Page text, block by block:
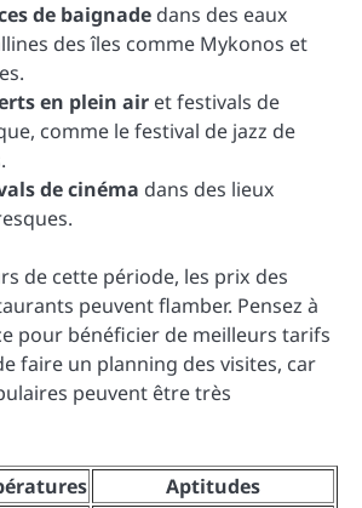
de baignade dans des eaux
des îles comme Mykonos et
en plein air et festivals de
comme le festival de jazz de
de cinéma dans des lieux
de cette période, les prix des
peuvent flamber. Pensez à
pour bénéficier de meilleurs tarifs
faire un planning des visites, car
peuvent être très
Aptitudes